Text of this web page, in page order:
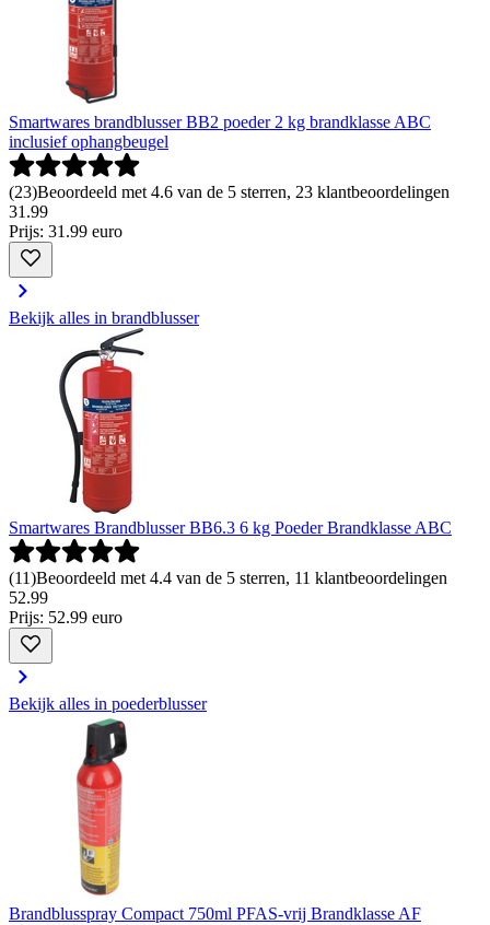
Smartwares brandblusser BB2 poeder 2 kg brandklasse ABC
inclusief ophangbeugel
(23)Beoordeeld met 4.6 van de 5 sterren, 23 klantbeoordelingen
31 .99
Prijs: 31.99 euro
Bekijk alles in brandblusser
Smartwares Brandblusser BB6.3 6 kg Poeder Brandklasse ABC
(11)Beoordeeld met 4.4 van de 5 sterren, 11 klantbeoordelingen
52.99
Prijs: 52.99 euro
Bekijk alles in poederblusser
Brandblusspray Compact 750ml PFAS-vrij Brandklasse AF